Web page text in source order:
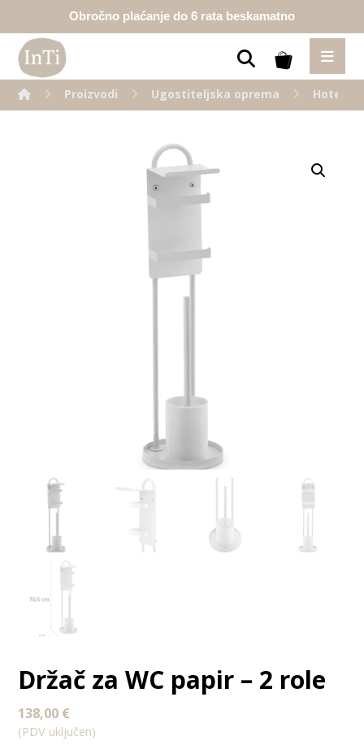
Obročno plaćanje do 6 rata beskamatno
Proizvodi Ugostiteljska oprema
Enlarge the image
Držač za WC papir – 2 role
138,00 €
(PDV uključen)